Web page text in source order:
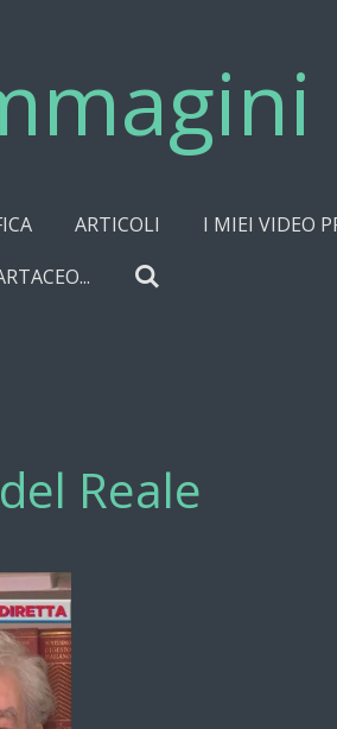
ARTICOLI I MIEI VIDEO
Reale